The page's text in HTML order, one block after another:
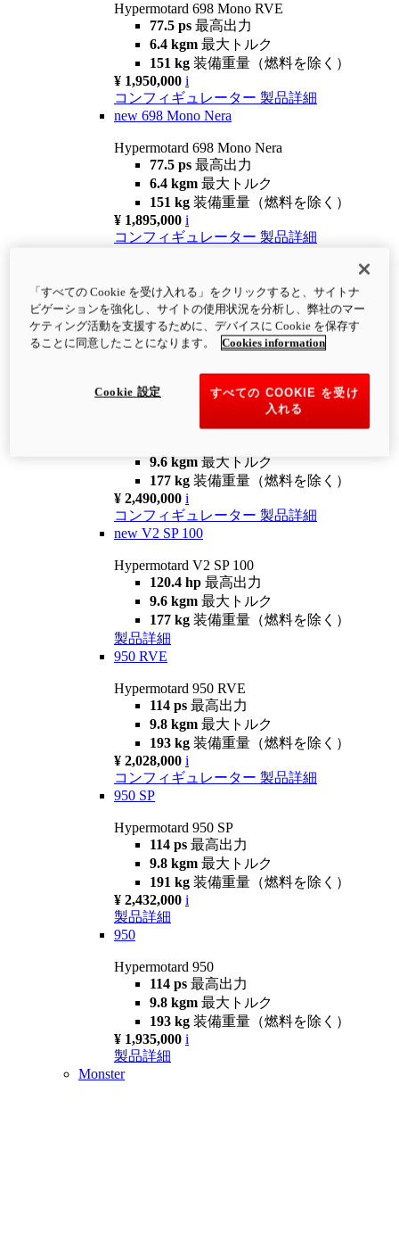
Hypermotard 698 Mono RVE
77.5 ps 最高出力
6.4 kgm 最大トルク
151 kg 装備重量（燃料を除く）
¥ 1,950,000 i
コンフィギュレーター 製品詳細
new 698 Mono Nera
Hypermotard 698 Mono Nera
77.5 ps 最高出力
6.4 kgm 最大トルク
151 kg 装備重量（燃料を除く）
¥ 1,895,000 i
コンフィギュレーター 製品詳細
Hypermotard V2
120.4 hp最高出力
9.6 kgm最大トルク
180 kg装備重量（燃料を除く）
コンフィギュレーター 製品詳細
newV2 SP
Hypermotard V2 SP
9.6 kgm 最大トルク
177 kg 装備重量（燃料を除く）
¥ 2,490,000 i
コンフィギュレーター 製品詳細
new V2 SP 100
Hypermotard V2 SP 100
120.4 hp 最高出力
9.6 kgm 最大トルク
177 kg 装備重量（燃料を除く）
製品詳細
950 RVE
Hypermotard 950 RVE
114 ps 最高出力
9.8 kgm 最大トルク
193 kg 装備重量（燃料を除く）
¥ 2,028,000 i
コンフィギュレーター 製品詳細
950 SP
Hypermotard 950 SP
114 ps 最高出力
9.8 kgm 最大トルク
191 kg 装備重量（燃料を除く）
¥ 2,432,000 i
製品詳細
950
Hypermotard 950
114 ps 最高出力
9.8 kgm 最大トルク
193 kg 装備重量（燃料を除く）
¥ 1,935,000 i
製品詳細
Monster
「すべての Cookie を受け入れる」をクリックすると、サイトナ
ビゲーションを強化し、サイトの使用状況を分析し、弊社のマー
ケティング活動を支援するために、デバイスに Cookie を保存す
ることに同意したことになります。
Cookies information
すべての COOKIE を受け
入れる
Cookie 設定